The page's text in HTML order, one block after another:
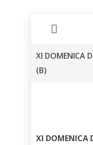
XI DOMENICA
(B)
XI DOMENICA